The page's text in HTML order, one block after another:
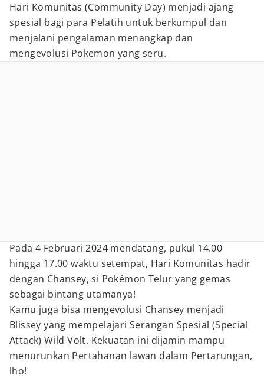
Hari Komunitas (Community Day) menjadi ajang
spesial bagi para Pelatih untuk berkumpul dan
menjalani pengalaman menangkap dan
mengevolusi Pokemon yang seru.
Pada 4 Februari 2024 mendatang, pukul 14.00
hingga 17.00 waktu setempat, Hari Komunitas hadir
dengan Chansey, si Pokémon Telur yang gemas
sebagai bintang utamanya!
Kamu juga bisa mengevolusi Chansey menjadi
Blissey yang mempelajari Serangan Spesial (Special
Attack) Wild Volt. Kekuatan ini dijamin mampu
menurunkan Pertahanan lawan dalam Pertarungan,
lho!